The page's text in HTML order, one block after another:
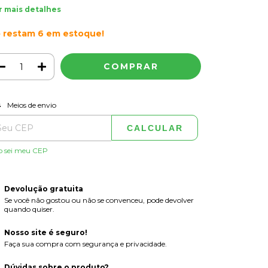
mais detalhes
restam 6 em estoque!
para o CEP:
Meios de envio
CALCULAR
sei meu CEP
Devolução gratuita
Se você não gostou ou não se convenceu, pode devolver
quando quiser.
Nosso site é seguro!
Faça sua compra com segurança e privacidade.